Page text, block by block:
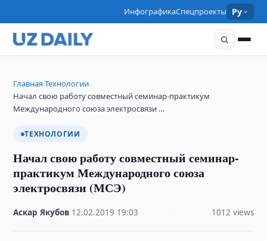
ИнфографикаСпецпроекты Ру
Главная›Технологии›
Начал свою работу совместный семинар-практикум
Международного союза электросвязи …
ТЕХНОЛОГИИ
Начал свою работу совместный семинар-
практикум Международного союза
электросвязи (МСЭ)
Аскар Якубов 12.02.2019 19:03 1012 views